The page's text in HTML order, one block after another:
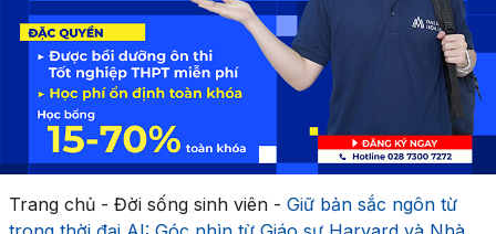
Trang chủ- Đời sống sinh viên- Giữ bản sắc ngôn từ